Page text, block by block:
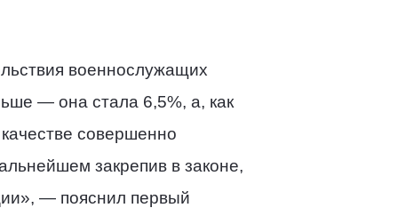
военнослужащих
— она стала 6,5%, а, как
совершенно
закрепив в законе,
— пояснил первый